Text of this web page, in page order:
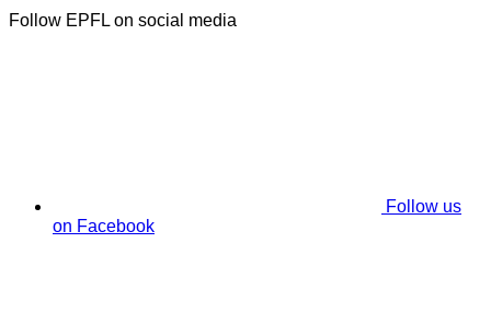
Follow EPFL on social media
Follow us
on Facebook